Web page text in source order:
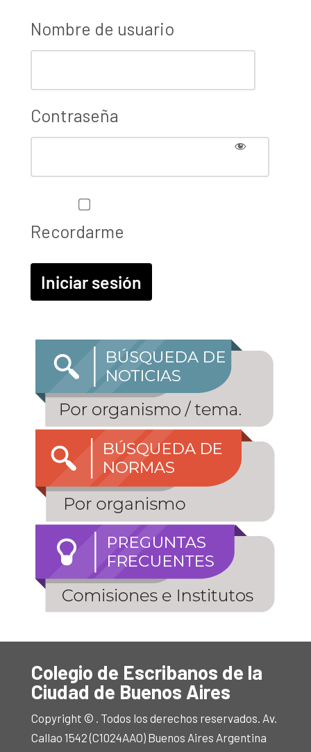
Nombre de usuario
Contraseña
Recordarme
Colegio de Escribanos de la
Ciudad de Buenos Aires
Copyright © . Todos los derechos reservados. Av.
Callao 1542 (C1024AAO) Buenos Aires Argentina